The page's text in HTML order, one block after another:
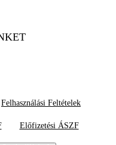
Felhasználási Feltételek
Előfizetési ÁSZF